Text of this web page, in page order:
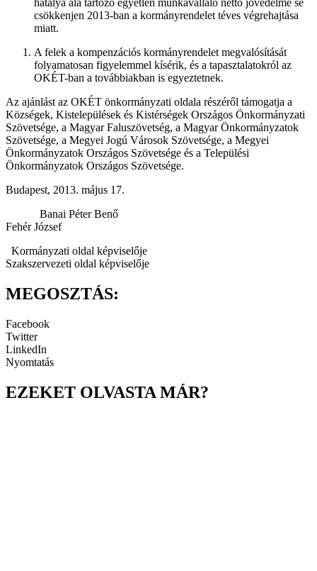
hatálya alá tartozó egyetlen munkavállaló nettó jövedelme se
csökkenjen 2013-ban a kormányrendelet téves végrehajtása
miatt.
A felek a kompenzációs kormányrendelet megvalósítását
folyamatosan figyelemmel kísérik, és a tapasztalatokról az
OKÉT-ban a továbbiakban is egyeztetnek.
Az ajánlást az OKÉT önkormányzati oldala részéről támogatja a
Községek, Kistelepülések és Kistérségek Országos Önkormányzati
Szövetsége, a Magyar Faluszövetség, a Magyar Önkormányzatok
Szövetsége, a Megyei Jogú Városok Szövetsége, a Megyei
Önkormányzatok Országos Szövetsége és a Települési
Önkormányzatok Országos Szövetsége.
Budapest, 2013. május 17.
Banai Péter Benő
Fehér József
Kormányzati oldal képviselője
Szakszervezeti oldal képviselője
MEGOSZTÁS:
Facebook
Twitter
LinkedIn
Nyomtatás
EZEKET OLVASTA MÁR?